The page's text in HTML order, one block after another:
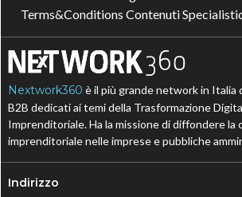
Terms&Conditions Contenuti
Nextwork360 è il più grande network in
B2B dedicati ai temi della Trasformazione
Imprenditoriale. Ha la missione di diffondere la
imprenditoriale nelle imprese e pubbliche
Indirizzo